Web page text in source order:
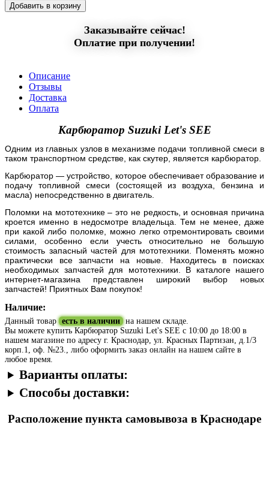
Добавить в корзину
Заказывайте сейчас!
Оплатие при получении!
Описание
Отзывы
Доставка
Оплата
Карбюратор Suzuki Let's SEE
Одним из главных узлов в механизме подачи топливной смеси в
таком транспортном средстве, как скутер, является карбюратор.
Карбюратор — устройство, которое обеспечивает образование и
подачу топливной смеси (состоящей из воздуха, бензина и
масла) непосредственно в двигатель.
Поломки на мототехнике – это не редкость, и основная причина
кроется именно в недосмотре владельца. Тем не менее, даже
при какой либо поломке, можно легко отремонтировать своими
силами, особенно если учесть относительно не большую
стоимость запасный частей для мототехники. Поменять можно
практически все запчасти на новые. Находитесь в поисках
необходимых запчастей для мототехники. В каталоге нашего
интернет-магазина представлен широкий выбор новых
запчастей! Приятных Вам покупок!
Наличие:
Данный товар есть в наличии на нашем складе.
Вы можете купить Карбюратор Suzuki Let's SEE с 10:00 до 18:00 в
нашем магазине по адресу г. Краснодар, ул. Красных Партизан, д.1/3
корп.1, оф. №23., либо оформить заказ онлайн на нашем сайте в
любое время.
Варианты оплаты:
Способы доставки:
Расположение пункта самовывоза в Краснодаре